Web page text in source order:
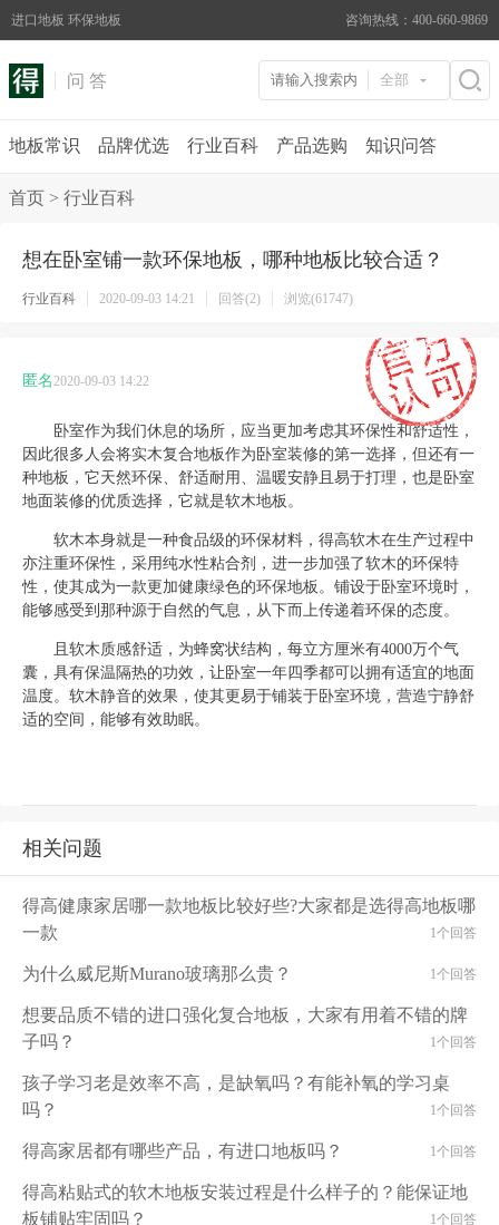
进口地板 环保地板 咨询热线：400-660-9869
问 答 全部
地板常识 品牌优选 行业百科 产品选购 知识问答
首页 > 行业百科
想在卧室铺一款环保地板，哪种地板比较合适？
行业百科 2020-09-03 14:21 回答(2) 浏览(61747)
匿名2020-09-03 14:22
卧室作为我们休息的场所，应当更加考虑其环保性和舒适性，
因此很多人会将实木复合地板作为卧室装修的第一选择，但还有一
种地板，它天然环保、舒适耐用、温暖安静且易于打理，也是卧室
地面装修的优质选择，它就是软木地板。
软木本身就是一种食品级的环保材料，得高软木在生产过程中
亦注重环保性，采用纯水性粘合剂，进一步加强了软木的环保特
性，使其成为一款更加健康绿色的环保地板。铺设于卧室环境时，
能够感受到那种源于自然的气息，从下而上传递着环保的态度。
且软木质感舒适，为蜂窝状结构，每立方厘米有4000万个气
囊，具有保温隔热的功效，让卧室一年四季都可以拥有适宜的地面
温度。软木静音的效果，使其更易于铺装于卧室环境，营造宁静舒
适的空间，能够有效助眠。
相关问题
得高健康家居哪一款地板比较好些?大家都是选得高地板哪
一款
1个回答
为什么威尼斯Murano玻璃那么贵？ 1个回答
想要品质不错的进口强化复合地板，大家有用着不错的牌
子吗？
1个回答
孩子学习老是效率不高，是缺氧吗？有能补氧的学习桌
吗？
1个回答
得高家居都有哪些产品，有进口地板吗？ 1个回答
得高粘贴式的软木地板安装过程是什么样子的？能保证地
板铺贴牢固吗？
1个回答